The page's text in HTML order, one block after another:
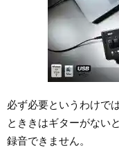
必ず必要というわけで
とききはギターがない
録音できません。